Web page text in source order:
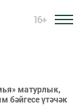
16+
матурлык,
бәйгесе үтәчәк